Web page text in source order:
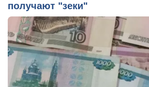
получают "зеки"